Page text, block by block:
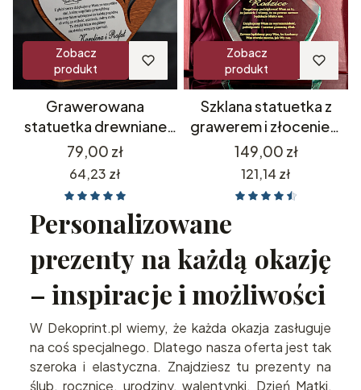
Zobacz
produkt
Grawerowana
statuetka drewniane
serce z zegarkiem
prezent dla rodziców
Prezent na Walentynki
Cena
79,00 zł
Cena
64,23 zł
Zobacz
produkt
Szklana statuetka z
grawerem i złoceniem
podziękowania dla
rodziców prezent na 18
20 25 30 35 40 45 50
55 60 65 70 75 80 85 90
95 100 urodziny
jubileusz rocznica
rodziców dziadków
Cena
149,00 zł
Cena
121,14 zł
Personalizowane
prezenty na każdą okazję
– inspiracje i możliwości
W Dekoprint.pl wiemy, że każda okazja zasługuje
na coś specjalnego. Dlatego nasza oferta jest tak
szeroka i elastyczna. Znajdziesz tu prezenty na
ślub, rocznicę, urodziny, walentynki, Dzień Matki,